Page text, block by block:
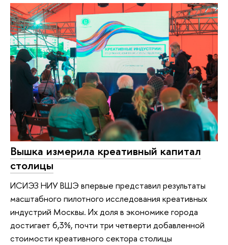
Вышка измерила креативный капитал
столицы
ИСИЭЗ НИУ ВШЭ впервые представил результаты
масштабного пилотного исследования креативных
индустрий Москвы. Их доля в экономике города
достигает 6,3%, почти три четверти добавленной
стоимости креативного сектора столицы